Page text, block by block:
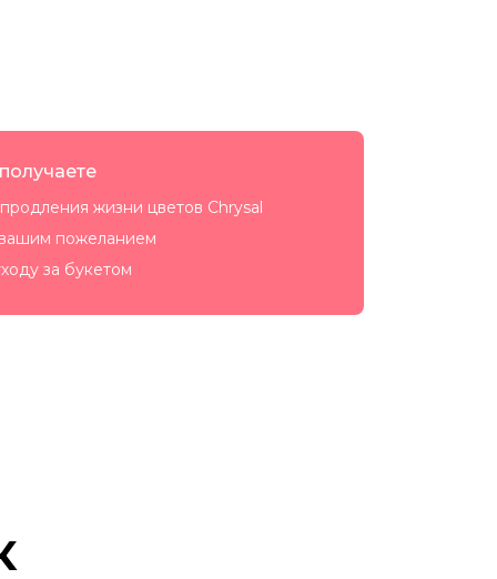
жизни цветов Chrysal
пожеланием
за букетом